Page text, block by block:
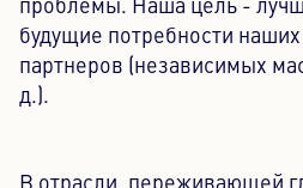
проблемы. Наша цель -
будущие потребности
партнеров (независимых
д.).